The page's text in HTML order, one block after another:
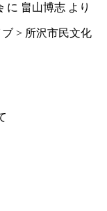
に 畠山博志 より
ブ > 所沢市民文化